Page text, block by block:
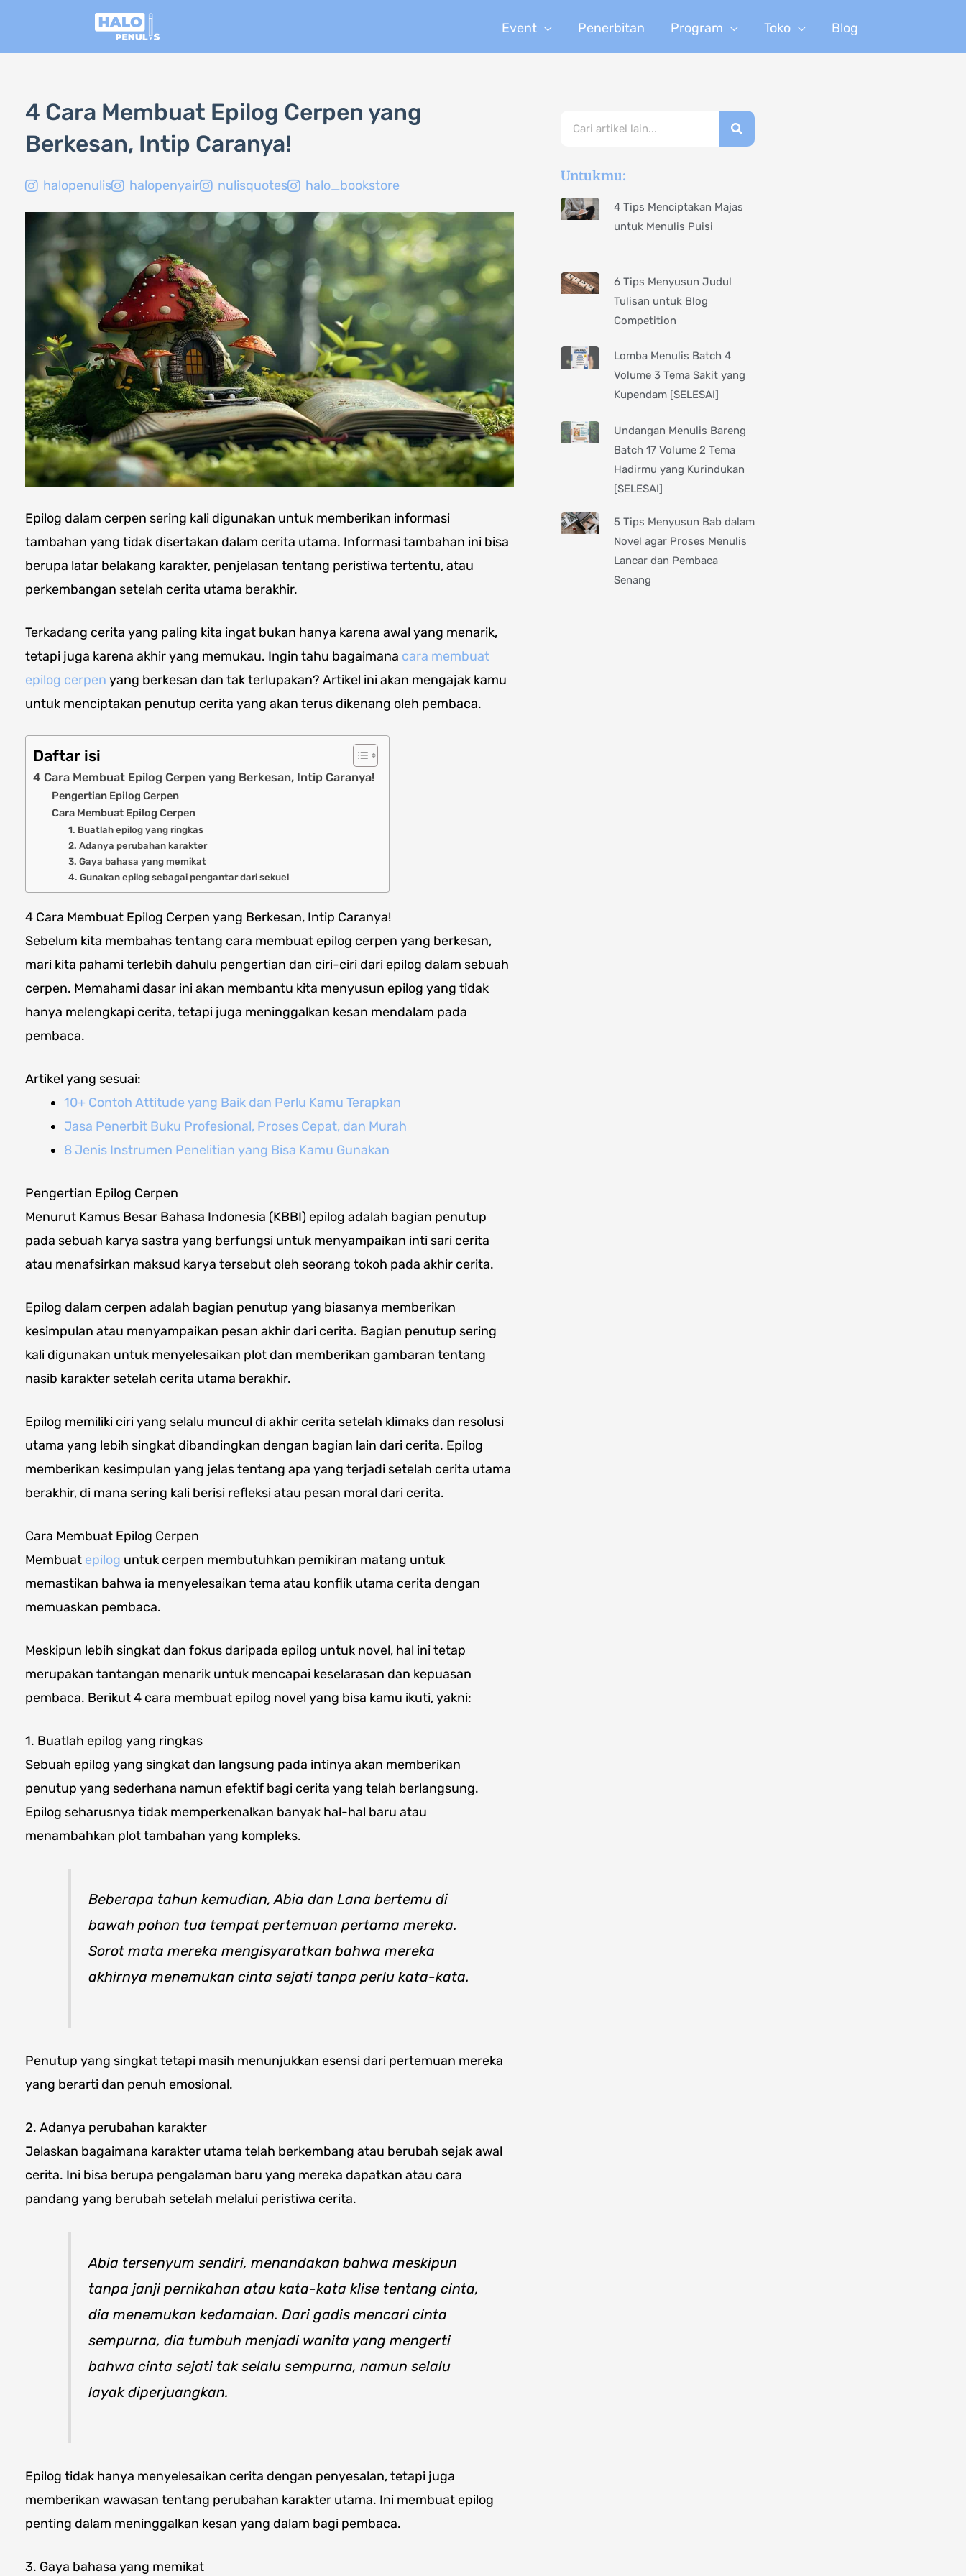
konten
Event Penerbitan Program Toko Blog
4 Cara Membuat Epilog Cerpen yang
Berkesan, Intip Caranya!
halopenulis halopenyair nulisquotes halo_bookstore
Epilog dalam cerpen sering kali digunakan untuk memberikan informasi
tambahan yang tidak disertakan dalam cerita utama. Informasi tambahan ini bisa
berupa latar belakang karakter, penjelasan tentang peristiwa tertentu, atau
perkembangan setelah cerita utama berakhir.
Terkadang cerita yang paling kita ingat bukan hanya karena awal yang menarik,
tetapi juga karena akhir yang memukau. Ingin tahu bagaimana cara membuat
epilog cerpen yang berkesan dan tak terlupakan? Artikel ini akan mengajak kamu
untuk menciptakan penutup cerita yang akan terus dikenang oleh pembaca.
Daftar isi
4 Cara Membuat Epilog Cerpen yang Berkesan, Intip Caranya!
Pengertian Epilog Cerpen
Cara Membuat Epilog Cerpen
1. Buatlah epilog yang ringkas
2. Adanya perubahan karakter
3. Gaya bahasa yang memikat
4. Gunakan epilog sebagai pengantar dari sekuel
4 Cara Membuat Epilog Cerpen yang Berkesan, Intip Caranya!
Sebelum kita membahas tentang cara membuat epilog cerpen yang berkesan,
mari kita pahami terlebih dahulu pengertian dan ciri-ciri dari epilog dalam sebuah
cerpen. Memahami dasar ini akan membantu kita menyusun epilog yang tidak
hanya melengkapi cerita, tetapi juga meninggalkan kesan mendalam pada
pembaca.
Artikel yang sesuai:
10+ Contoh Attitude yang Baik dan Perlu Kamu Terapkan
Jasa Penerbit Buku Profesional, Proses Cepat, dan Murah
8 Jenis Instrumen Penelitian yang Bisa Kamu Gunakan
Pengertian Epilog Cerpen
Menurut Kamus Besar Bahasa Indonesia (KBBI) epilog adalah bagian penutup
pada sebuah karya sastra yang berfungsi untuk menyampaikan inti sari cerita
atau menafsirkan maksud karya tersebut oleh seorang tokoh pada akhir cerita.
Epilog dalam cerpen adalah bagian penutup yang biasanya memberikan
kesimpulan atau menyampaikan pesan akhir dari cerita. Bagian penutup sering
kali digunakan untuk menyelesaikan plot dan memberikan gambaran tentang
nasib karakter setelah cerita utama berakhir.
Epilog memiliki ciri yang selalu muncul di akhir cerita setelah klimaks dan resolusi
utama yang lebih singkat dibandingkan dengan bagian lain dari cerita. Epilog
memberikan kesimpulan yang jelas tentang apa yang terjadi setelah cerita utama
berakhir, di mana sering kali berisi refleksi atau pesan moral dari cerita.
Cara Membuat Epilog Cerpen
Membuat epilog untuk cerpen membutuhkan pemikiran matang untuk
memastikan bahwa ia menyelesaikan tema atau konflik utama cerita dengan
memuaskan pembaca.
Meskipun lebih singkat dan fokus daripada epilog untuk novel, hal ini tetap
merupakan tantangan menarik untuk mencapai keselarasan dan kepuasan
pembaca. Berikut 4 cara membuat epilog novel yang bisa kamu ikuti, yakni:
1. Buatlah epilog yang ringkas
Sebuah epilog yang singkat dan langsung pada intinya akan memberikan
penutup yang sederhana namun efektif bagi cerita yang telah berlangsung.
Epilog seharusnya tidak memperkenalkan banyak hal-hal baru atau
menambahkan plot tambahan yang kompleks.
Beberapa tahun kemudian, Abia dan Lana bertemu di
bawah pohon tua tempat pertemuan pertama mereka.
Sorot mata mereka mengisyaratkan bahwa mereka
akhirnya menemukan cinta sejati tanpa perlu kata-kata.
Penutup yang singkat tetapi masih menunjukkan esensi dari pertemuan mereka
yang berarti dan penuh emosional.
2. Adanya perubahan karakter
Jelaskan bagaimana karakter utama telah berkembang atau berubah sejak awal
cerita. Ini bisa berupa pengalaman baru yang mereka dapatkan atau cara
pandang yang berubah setelah melalui peristiwa cerita.
Abia tersenyum sendiri, menandakan bahwa meskipun
tanpa janji pernikahan atau kata-kata klise tentang cinta,
dia menemukan kedamaian. Dari gadis mencari cinta
sempurna, dia tumbuh menjadi wanita yang mengerti
bahwa cinta sejati tak selalu sempurna, namun selalu
layak diperjuangkan.
Epilog tidak hanya menyelesaikan cerita dengan penyesalan, tetapi juga
memberikan wawasan tentang perubahan karakter utama. Ini membuat epilog
penting dalam meninggalkan kesan yang dalam bagi pembaca.
3. Gaya bahasa yang memikat
Untukmu:
4 Tips Menciptakan Majas
untuk Menulis Puisi
6 Tips Menyusun Judul
Tulisan untuk Blog
Competition
Lomba Menulis Batch 4
Volume 3 Tema Sakit yang
Kupendam [SELESAI]
Undangan Menulis Bareng
Batch 17 Volume 2 Tema
Hadirmu yang Kurindukan
[SELESAI]
5 Tips Menyusun Bab dalam
Novel agar Proses Menulis
Lancar dan Pembaca
Senang